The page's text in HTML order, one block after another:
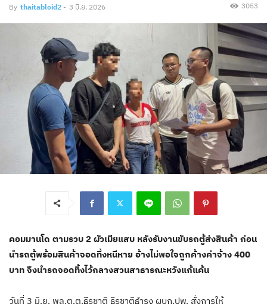
By thaitabloid2 - 3 มิ.ย. 2026 3053
คอมมานโด ตามรวบ 2 ผัวเมียแสบ หลังรับงานขับรถตู้ส่งสินค้า ก่อน
นำรถตู้พร้อมสินค้าจอดทิ้งหนีหาย อ้างไม่พอใจถููกค้างค่าจ้าง 400
บาท จึงนำรถจอดทิ้งไว้กลางสวนสาธารณะหวังแก้แค้น
วันที่ 3 มิ.ย. พล.ต.ต.ธีรชาติ ธีรชาติธำรง ผบก.ปพ. สั่งการให้